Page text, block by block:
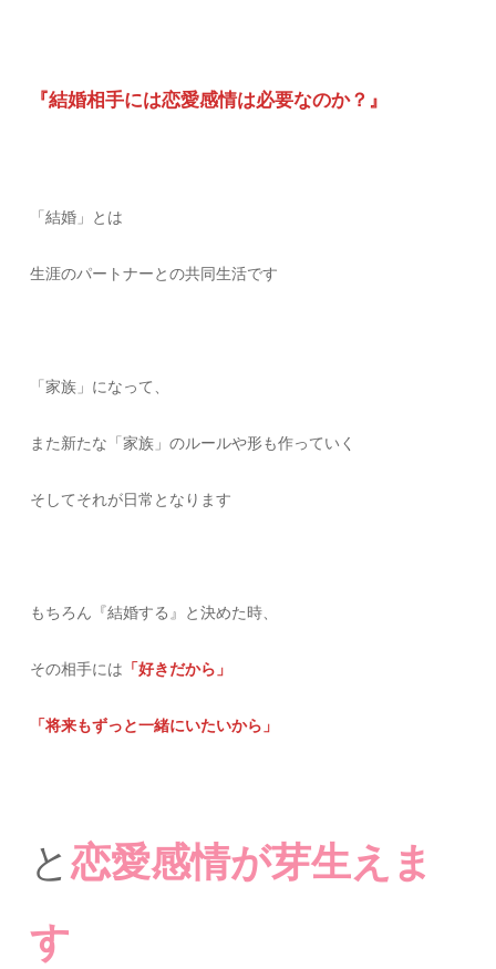
『結婚相手には恋愛感情は必要なのか？』
「結婚」とは
生涯のパートナーとの共同生活です
「家族」になって、
また新たな「家族」のルールや形も作っていく
そしてそれが日常となります
もちろん『結婚する』と決めた時、
その相手には 「好きだから」
「将来もずっと一緒にいたいから」
と恋愛感情が芽生えま
す